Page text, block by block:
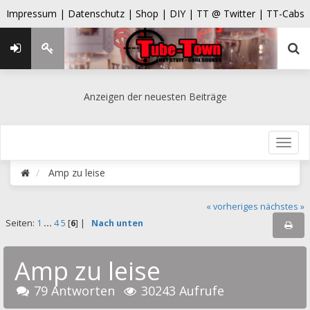
Impressum | Datenschutz | Shop | DIY | TT @ Twitter | TT-Cabs
Anzeigen der neuesten Beiträge
Amp zu leise
« vorheriges nächstes »
Seiten: 1 ... 4 5 [6] | Nach unten
Amp zu leise
79 Antworten 30243 Aufrufe